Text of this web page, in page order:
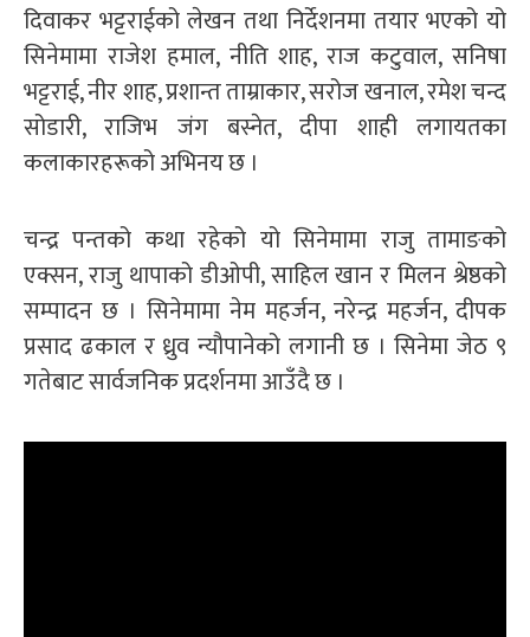
दिवाकर भट्टराईको लेखन तथा निर्देशनमा तयार भएको यो
सिनेमामा राजेश हमाल, नीति शाह, राज कटुवाल, सनिषा
भट्टराई, नीर शाह, प्रशान्त ताम्राकार, सरोज खनाल, रमेश चन्द
सोडारी, राजिभ जंग बस्नेत, दीपा शाही लगायतका
कलाकारहरूको अभिनय छ ।
चन्द्र पन्तको कथा रहेको यो सिनेमामा राजु तामाङको
एक्सन, राजु थापाको डीओपी, साहिल खान र मिलन श्रेष्ठको
सम्पादन छ । सिनेमामा नेम महर्जन, नरेन्द्र महर्जन, दीपक
प्रसाद ढकाल र ध्रुव न्यौपानेको लगानी छ । सिनेमा जेठ ९
गतेबाट सार्वजनिक प्रदर्शनमा आउँदै छ ।